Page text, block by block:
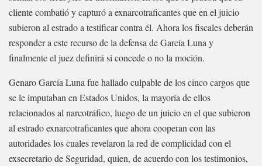
cliente combatió y capturó a exnarcotraficantes que en el juicio
subieron al estrado a testificar contra él. Ahora los fiscales deberán
responder a este recurso de la defensa de García Luna y
finalmente el juez definirá si concede o no la moción.
Genaro García Luna fue hallado culpable de los cinco cargos que
se le imputaban en Estados Unidos, la mayoría de ellos
relacionados al narcotráfico, luego de un juicio en el que subieron
al estrado exnarcotraficantes que ahora cooperan con las
autoridades los cuales revelaron la red de complicidad con el
exsecretario de Seguridad, quien, de acuerdo con los testimonios,